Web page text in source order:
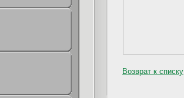
Возврат к списку